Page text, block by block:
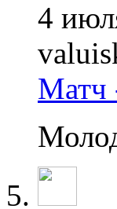
4
Матч